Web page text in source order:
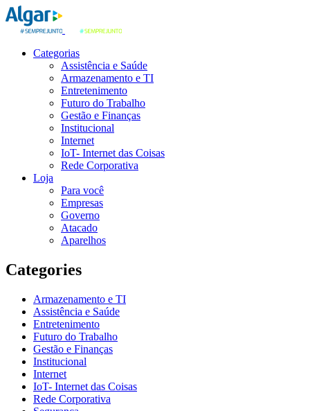
Categorias
Assistência e Saúde
Armazenamento e TI
Entretenimento
Futuro do Trabalho
Gestão e Finanças
Institucional
Internet
IoT- Internet das Coisas
Rede Corporativa
Loja
Para você
Empresas
Governo
Atacado
Aparelhos
Categories
Armazenamento e TI
Assistência e Saúde
Entretenimento
Futuro do Trabalho
Gestão e Finanças
Institucional
Internet
IoT- Internet das Coisas
Rede Corporativa